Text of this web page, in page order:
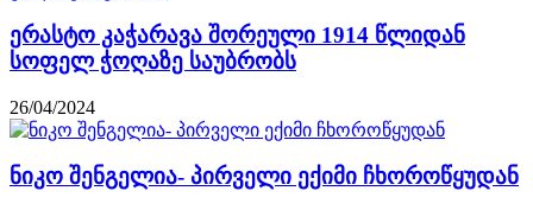
ერასტო კაჭარავა შორეული 1914 წლიდან
სოფელ ჭოღაზე საუბრობს
26/04/2024
ნიკო შენგელია- პირველი ექიმი ჩხოროწყუდან